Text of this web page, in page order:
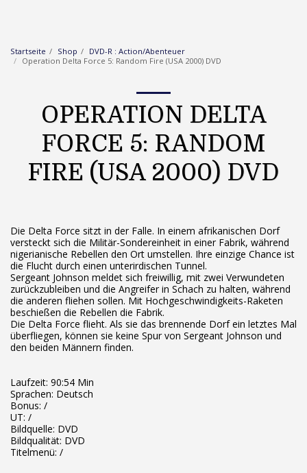
Startseite Shop
DVD-R : Action/Abenteuer
Operation Delta Force 5: Random Fire (USA 2000) DVD
OPERATION DELTA
FORCE 5: RANDOM
FIRE (USA 2000) DVD
Die Delta Force sitzt in der Falle. In einem afrikanischen Dorf
versteckt sich die Militär-Sondereinheit in einer Fabrik, während
nigerianische Rebellen den Ort umstellen. Ihre einzige Chance ist
die Flucht durch einen unterirdischen Tunnel.
Sergeant Johnson meldet sich freiwillig, mit zwei Verwundeten
zurückzubleiben und die Angreifer in Schach zu halten, während
die anderen fliehen sollen. Mit Hochgeschwindigkeits-Raketen
beschießen die Rebellen die Fabrik.
Die Delta Force flieht. Als sie das brennende Dorf ein letztes Mal
überfliegen, können sie keine Spur von Sergeant Johnson und
den beiden Männern finden.
Laufzeit: 90:54 Min
Sprachen: Deutsch
Bonus: /
UT: /
Bildquelle: DVD
Bildqualität: DVD
Titelmenü: /